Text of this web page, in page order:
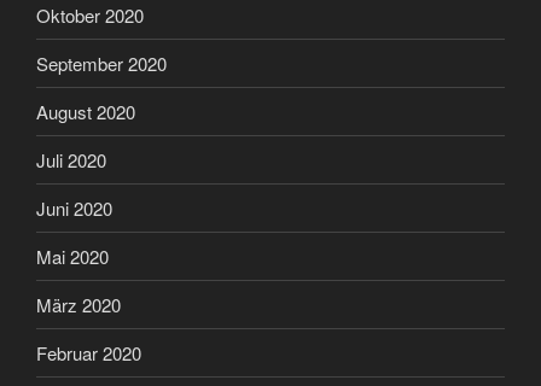
Oktober 2020
September 2020
August 2020
Juli 2020
Juni 2020
Mai 2020
März 2020
Februar 2020